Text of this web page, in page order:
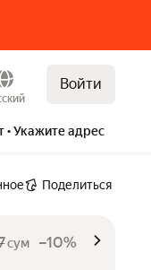
Войти
• Укажите адрес
Поделиться
сум –10%
В корзину